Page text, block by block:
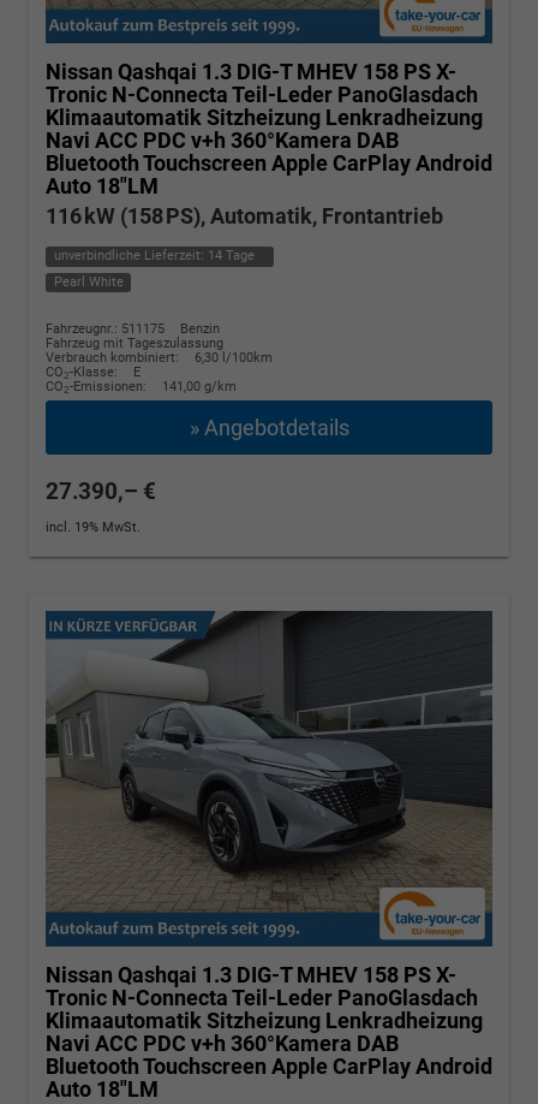
Nissan Qashqai 1.3 DIG-T MHEV 158 PS X-
Tronic N-Connecta Teil-Leder PanoGlasdach
Klimaautomatik Sitzheizung Lenkradheizung
Navi ACC PDC v+h 360°Kamera DAB
Bluetooth Touchscreen Apple CarPlay Android
Auto 18"LM
116 kW (158 PS), Automatik, Frontantrieb
unverbindliche Lieferzeit: 14 Tage
Pearl White
Fahrzeugnr.: 511175
Benzin
Fahrzeug mit Tageszulassung
Verbrauch kombiniert:
6,30 l/100km
CO2-Klasse:
E
CO2-Emissionen: 141,00 g/km
» Angebotdetails
27.390,– €
incl. 19% MwSt.
Nissan Qashqai 1.3 DIG-T MHEV 158 PS X-
Tronic N-Connecta Teil-Leder PanoGlasdach
Klimaautomatik Sitzheizung Lenkradheizung
Navi ACC PDC v+h 360°Kamera DAB
Bluetooth Touchscreen Apple CarPlay Android
Auto 18"LM